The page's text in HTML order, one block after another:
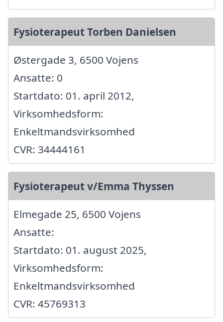
Fysioterapeut Torben Danielsen
Østergade 3, 6500 Vojens
Ansatte: 0
Startdato: 01. april 2012,
Virksomhedsform:
Enkeltmandsvirksomhed
CVR: 34444161
Fysioterapeut v/Emma Thyssen
Elmegade 25, 6500 Vojens
Ansatte:
Startdato: 01. august 2025,
Virksomhedsform:
Enkeltmandsvirksomhed
CVR: 45769313